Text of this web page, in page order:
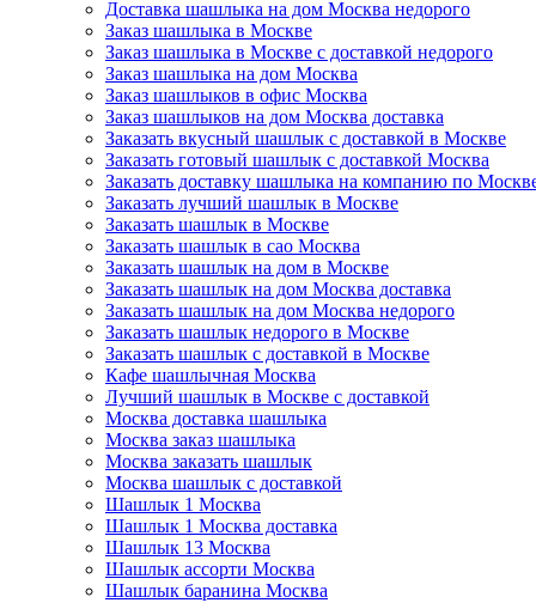
Доставка шашлыка на дом Москва недорого
Заказ шашлыка в Москве
Заказ шашлыка в Москве с доставкой недорого
Заказ шашлыка на дом Москва
Заказ шашлыков в офис Москва
Заказ шашлыков на дом Москва доставка
Заказать вкусный шашлык с доставкой в Москве
Заказать готовый шашлык с доставкой Москва
Заказать доставку шашлыка на компанию по
Заказать лучший шашлык в Москве
Заказать шашлык в Москве
Заказать шашлык в сао Москва
Заказать шашлык на дом в Москве
Заказать шашлык на дом Москва доставка
Заказать шашлык на дом Москва недорого
Заказать шашлык недорого в Москве
Заказать шашлык с доставкой в Москве
Кафе шашлычная Москва
Лучший шашлык в Москве с доставкой
Москва доставка шашлыка
Москва заказ шашлыка
Москва заказать шашлык
Москва шашлык с доставкой
Шашлык 1 Москва
Шашлык 1 Москва доставка
Шашлык 13 Москва
Шашлык ассорти Москва
Шашлык баранина Москва